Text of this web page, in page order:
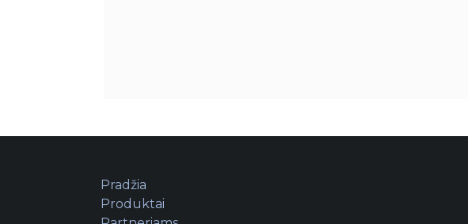
Pradžia
Produktai